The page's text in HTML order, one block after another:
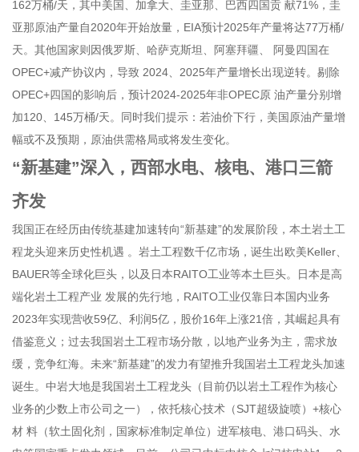
162万桶/天，其中美国、加拿大、圭亚那、巴西四国贡 献71%，圭
亚那原油产量自2020年开始放量，EIA预计2025年产量将达77万桶/
天。其他国家则因俄罗斯、哈萨克斯坦、阿塞拜疆、 阿曼四国在
OPEC+减产协议内，导致 2024、2025年产量增长出现逆转。剔除
OPEC+四国的影响后，预计2024-2025年非OPEC原 油产量分别增
加120、145万桶/天。同时我们提示：若油价下行，美国原油产量增
幅或不及预期，原油供需格局或将发生变化。
“新基建”深入，西部水电、核电、港口三箭
齐发
我国正在经历由传统基建加速转向“新基建”的发展阶段，本土岩土工
程龙头迎来历史性机遇 。岩土工程数千亿市场，诞生出欧美Keller、
BAUER等全球化巨头，以及日本RAITO工业等本土巨头。日本是高
端化岩土工程产业 发展的先行地，RAITO工业仅靠日本国内业务
2023年实现营收59亿、利润5亿，股价16年上涨21倍，其崛起具有
借鉴意义；过去我国岩土工程市场分散，以地产业务为主，需求放
缓，竞争红海。未来“新基建”的发力有望推升我国岩土工程龙头加速
诞生。中岩大地是我国岩土工程龙头（目前仍以岩土工程作为核心
业务的少数上市公司之一），依托核心技术（SJT超级旋喷）+核心
材 料（软土固化剂，国家标准制定单位）进军核电、港口码头、水